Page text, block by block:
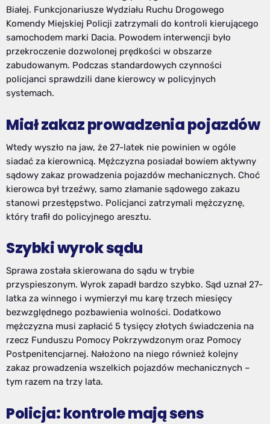
Białej. Funkcjonariusze Wydziału Ruchu Drogowego
Komendy Miejskiej Policji zatrzymali do kontroli kierującego
samochodem marki Dacia. Powodem interwencji było
przekroczenie dozwolonej prędkości w obszarze
zabudowanym. Podczas standardowych czynności
policjanci sprawdzili dane kierowcy w policyjnych
systemach.
Miał zakaz prowadzenia pojazdów
Wtedy wyszło na jaw, że 27-latek nie powinien w ogóle
siadać za kierownicą. Mężczyzna posiadał bowiem aktywny
sądowy zakaz prowadzenia pojazdów mechanicznych. Choć
kierowca był trzeźwy, samo złamanie sądowego zakazu
stanowi przestępstwo. Policjanci zatrzymali mężczyznę,
który trafił do policyjnego aresztu.
Szybki wyrok sądu
Sprawa została skierowana do sądu w trybie
przyspieszonym. Wyrok zapadł bardzo szybko. Sąd uznał 27-
latka za winnego i wymierzył mu karę trzech miesięcy
bezwzględnego pozbawienia wolności. Dodatkowo
mężczyzna musi zapłacić 5 tysięcy złotych świadczenia na
rzecz Funduszu Pomocy Pokrzywdzonym oraz Pomocy
Postpenitencjarnej. Nałożono na niego również kolejny
zakaz prowadzenia wszelkich pojazdów mechanicznych –
tym razem na trzy lata.
Policja: kontrole mają sens